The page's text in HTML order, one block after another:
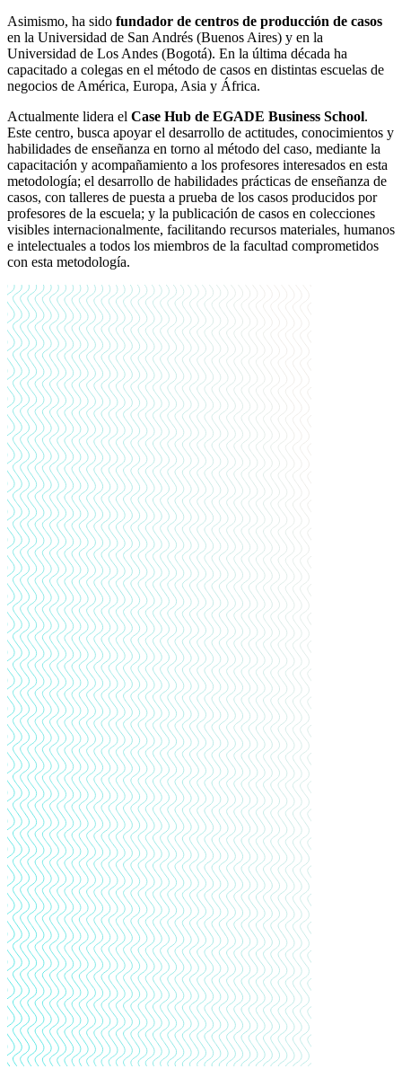
Asimismo, ha sido fundador de centros de producción de casos
en la Universidad de San Andrés (Buenos Aires) y en la
Universidad de Los Andes (Bogotá). En la última década ha
capacitado a colegas en el método de casos en distintas escuelas de
negocios de América, Europa, Asia y África.
Actualmente lidera el Case Hub de EGADE Business School.
Este centro, busca apoyar el desarrollo de actitudes, conocimientos y
habilidades de enseñanza en torno al método del caso, mediante la
capacitación y acompañamiento a los profesores interesados en esta
metodología; el desarrollo de habilidades prácticas de enseñanza de
casos, con talleres de puesta a prueba de los casos producidos por
profesores de la escuela; y la publicación de casos en colecciones
visibles internacionalmente, facilitando recursos materiales, humanos
e intelectuales a todos los miembros de la facultad comprometidos
con esta metodología.